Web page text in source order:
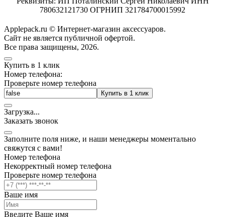
780632121730 ОГРНИП 321784700015992
Applepack.ru © Интернет-магазин аксессуаров.
Cайт не является публичной офертой.
Все права защищены, 2026.
Купить в 1 клик
Номер телефона:
Проверьте номер телефона
Купить в 1 клик
Загрузка...
Заказать звонок
Заполните поля ниже, и наши менеджеры моментально
свяжутся с вами!
Номер телефона
Некорректный номер телефона
Проверьте номер телефона
Ваше имя
Введите Ваше имя